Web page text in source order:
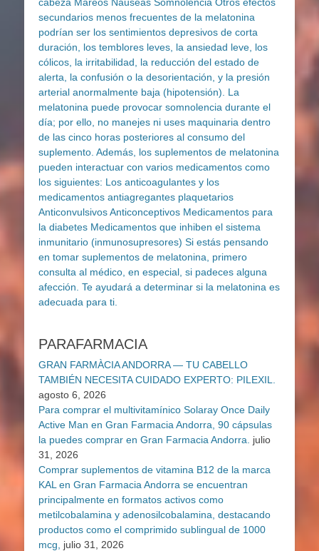
PARAFARMACIA
GRAN FARMÀCIA ANDORRA — TU CABELLO
TAMBIÉN NECESITA CUIDADO EXPERTO: PILEXIL.
agosto 6, 2026
Para comprar el multivitamínico Solaray Once Daily
Active Man en Gran Farmacia Andorra, 90 cápsulas
la puedes comprar en Gran Farmacia Andorra.
julio
31, 2026
Comprar suplementos de vitamina B12 de la marca
KAL en Gran Farmacia Andorra se encuentran
principalmente en formatos activos como
metilcobalamina y adenosilcobalamina, destacando
productos como el comprimido sublingual de 1000
mcg,
julio 31, 2026